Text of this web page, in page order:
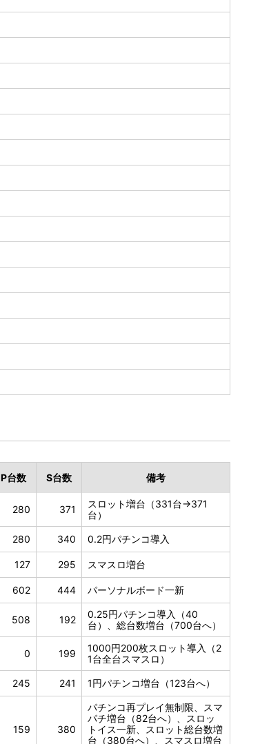
P台数 S台数 備考
280 371
スロット増台（331台→371
台）
280 340 0.2円パチンコ導入
127 295 スマスロ増台
602 444 パーソナルボード一新
508 192
0.25円パチンコ導入（40
台）、総台数増台（700台へ）
0 199
1000円200枚スロット導入（2
1台全台スマスロ）
245 241 1円パチンコ増台（123台へ）
159 380
パチンコ再プレイ無制限、スマ
パチ増台（82台へ）、スロッ
トイス一新、スロット総台数増
台（380台へ）、スマスロ増台